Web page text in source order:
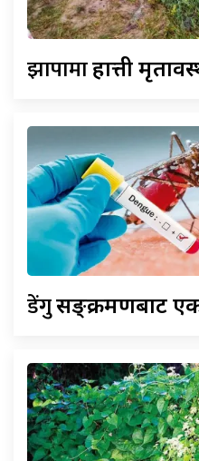
झापामाहात्ती
डेंगुसङ्क्रमणबाट